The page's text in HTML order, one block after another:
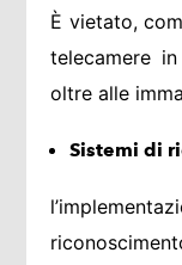
È vietato,
telecamere
oltre alle
Sistemi di